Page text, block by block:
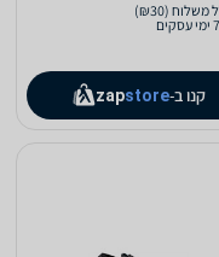
משלוח (₪30)
קנו ב- zapstore